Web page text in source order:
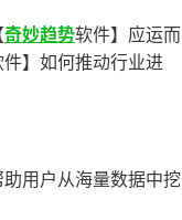
奇妙趋势软件】应运而
】如何推动行业进
用户从海量数据中挖